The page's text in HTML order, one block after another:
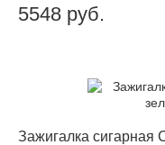
5548 руб.
Зажигалка сигарная